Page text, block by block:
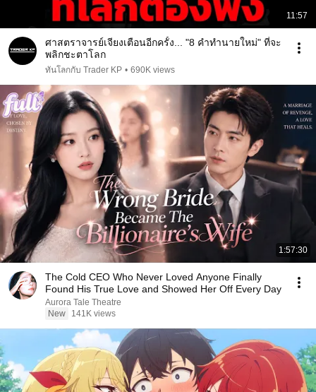
11:57
ศาสตราจารย์เจียงเตือนอีกครั้ง... "8 คำทำนายใหม่" ที่จะ
พลิกชะตาโลก
ทันโลกกับ Trader KP • 690K views
1:57:30
The Cold CEO Who Never Loved Anyone Finally
Found His True Love and Showed Her Off Every Day
Aurora Tale Theatre
New
141K views